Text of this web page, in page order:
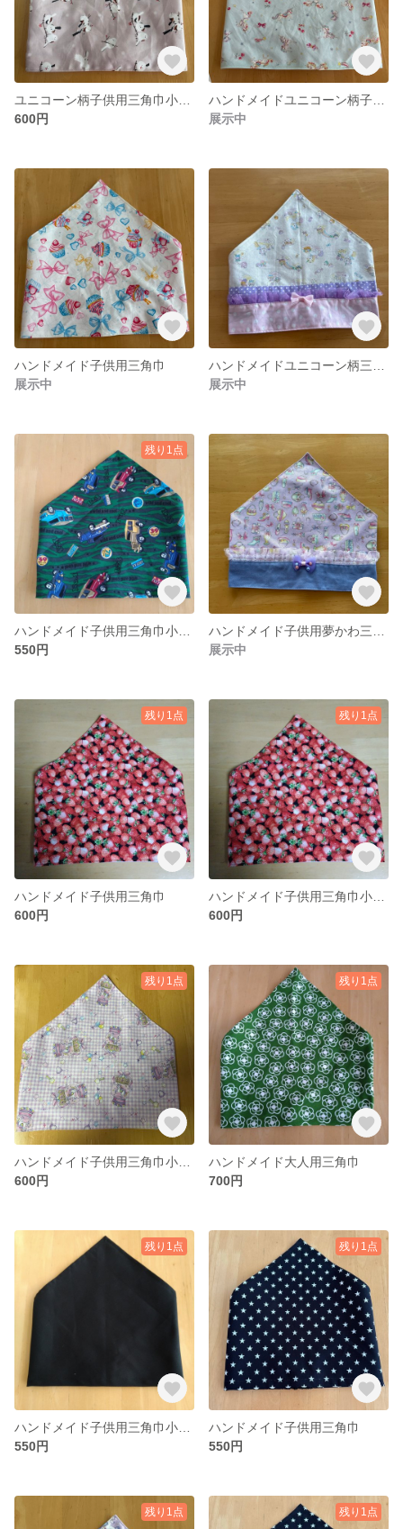
600円
展示中
ハンドメイド子供用三角巾
展示中
展示中
残り1点
550円
展示中
残り1点
ハンドメイド子供用三角巾
600円
残り1点
600円
残り1点
600円
残り1点
ハンドメイド大人用三角巾
700円
残り1点
550円
残り1点
ハンドメイド子供用三角巾
550円
残り1点 残り1点